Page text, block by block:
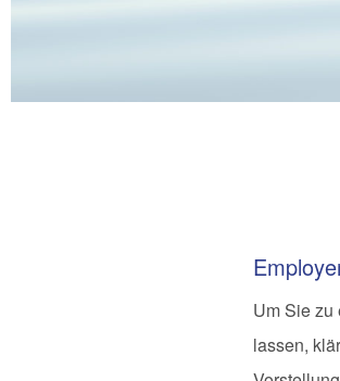
Um Sie zu
lassen,